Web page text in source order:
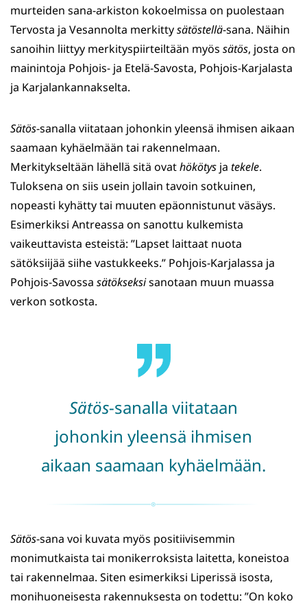
murteiden sana-arkiston kokoelmissa on puolestaan
Tervosta ja Vesannolta merkittysätöstellä-sana. Näihin
sanoihin liittyy merkityspiirteiltään myös sätös, josta on
mainintoja Pohjois- ja Etelä-Savosta, Pohjois-Karjalasta
ja Karjalankannakselta.
Sätös-sanalla viitataan johonkin yleensä ihmisen aikaan
saamaan kyhäelmään tai rakennelmaan.
Merkitykseltään lähellä sitä ovathökötys ja tekele.
Tuloksena on siis usein jollain tavoin sotkuinen,
nopeasti kyhätty tai muuten epäonnistunut väsäys.
Esimerkiksi Antreassa on sanottu kulkemista
vaikeuttavista esteistä: ”Lapset laittaat nuota
sätöksiijää siihe vastukkeeks.” Pohjois-Karjalassa ja
Pohjois-Savossa sätökseksisanotaan muun muassa
verkon sotkosta.
Sätös-sanalla viitataan
johonkin yleensä ihmisen
aikaan saamaan kyhäelmään.
Sätös-sana voi kuvata myös positiivisemmin
monimutkaista tai monikerroksista laitetta, koneistoa
tai rakennelmaa. Siten esimerkiksi Liperissä isosta,
monihuoneisesta rakennuksesta on todettu: ”On koko